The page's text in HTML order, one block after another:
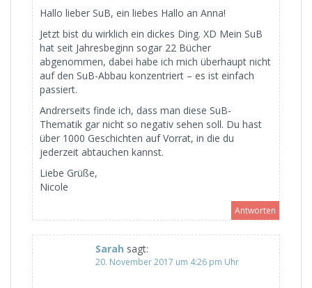
Hallo lieber SuB, ein liebes Hallo an Anna!
Jetzt bist du wirklich ein dickes Ding. XD Mein SuB
hat seit Jahresbeginn sogar 22 Bücher
abgenommen, dabei habe ich mich überhaupt nicht
auf den SuB-Abbau konzentriert – es ist einfach
passiert.
Andrerseits finde ich, dass man diese SuB-
Thematik gar nicht so negativ sehen soll. Du hast
über 1000 Geschichten auf Vorrat, in die du
jederzeit abtauchen kannst.
Liebe Grüße,
Nicole
Antworten
Sarah sagt:
20. November 2017 um 4:26 pm Uhr